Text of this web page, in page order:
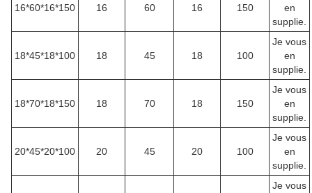
16*60*16*150 16 60 16 150
en
supplie.
18*45*18*100 18 45 18 100
Je vous
en
supplie.
18*70*18*150 18 70 18 150
Je vous
en
supplie.
20*45*20*100 20 45 20 100
Je vous
en
supplie.
Je vous